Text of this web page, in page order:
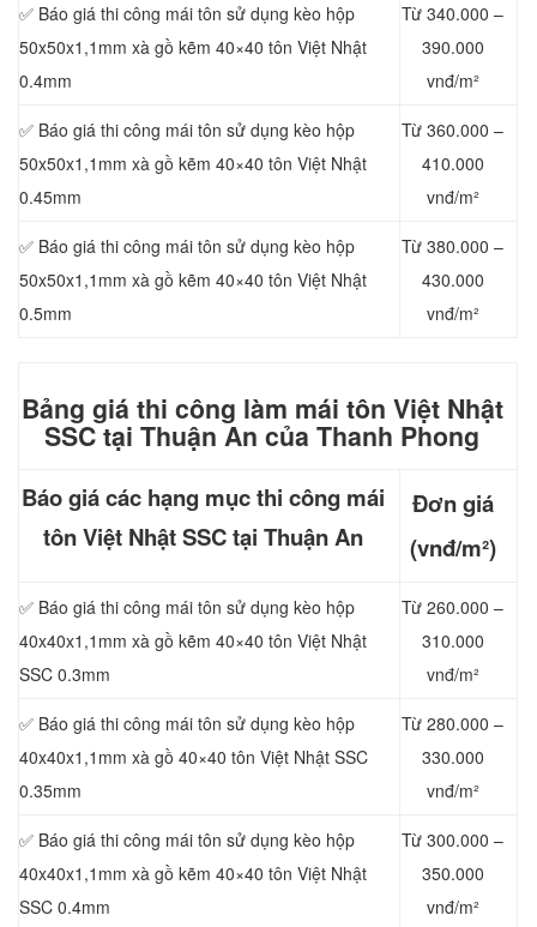
✅ Báo giá thi công mái tôn sử dụng kèo hộp
50x50x1,1mm xà gồ kẽm 40×40 tôn Việt Nhật
0.4mm
Từ 340.000 –
390.000
vnđ/m²
✅ Báo giá thi công mái tôn sử dụng kèo hộp
50x50x1,1mm xà gồ kẽm 40×40 tôn Việt Nhật
0.45mm
Từ 360.000 –
410.000
vnđ/m²
✅ Báo giá thi công mái tôn sử dụng kèo hộp
50x50x1,1mm xà gồ kẽm 40×40 tôn Việt Nhật
0.5mm
Từ 380.000 –
430.000
vnđ/m²
Bảng giá thi công làm mái tôn Việt Nhật
SSC tại Thuận An của Thanh Phong
Báo giá các hạng mục thi công mái
tôn Việt Nhật SSC tại Thuận An
Đơn giá
(vnđ/m²)
✅ Báo giá thi công mái tôn sử dụng kèo hộp
40x40x1,1mm xà gồ kẽm 40×40 tôn Việt Nhật
SSC 0.3mm
Từ 260.000 –
310.000
vnđ/m²
✅ Báo giá thi công mái tôn sử dụng kèo hộp
40x40x1,1mm xà gồ 40×40 tôn Việt Nhật SSC
0.35mm
Từ 280.000 –
330.000
vnđ/m²
✅ Báo giá thi công mái tôn sử dụng kèo hộp
40x40x1,1mm xà gồ kẽm 40×40 tôn Việt Nhật
SSC 0.4mm
Từ 300.000 –
350.000
vnđ/m²